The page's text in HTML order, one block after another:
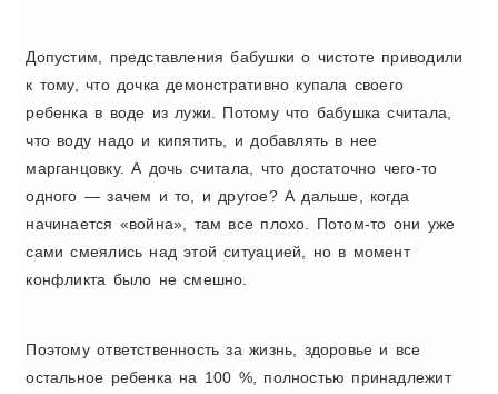
Допустим, представления бабушки о чистоте приводили
к тому, что дочка демонстративно купала своего
ребенка в воде из лужи. Потому что бабушка считала,
что воду надо и кипятить, и добавлять в нее
марганцовку. А дочь считала, что достаточно чего-то
одного — зачем и то, и другое? А дальше, когда
начинается «война», там все плохо. Потом-то они уже
сами смеялись над этой ситуацией, но в момент
конфликта было не смешно.
Поэтому ответственность за жизнь, здоровье и все
остальное ребенка на 100 %, полностью принадлежит